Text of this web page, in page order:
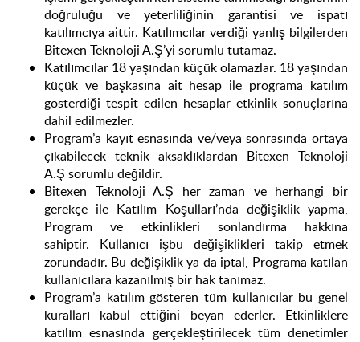
doğruluğu ve yeterliliğinin garantisi ve ispatı
katılımcıya aittir. Katılımcılar verdiği yanlış bilgilerden
Bitexen Teknoloji A.Ş’yi sorumlu tutamaz.
Katılımcılar 18 yaşından küçük olamazlar. 18 yaşından
küçük ve başkasına ait hesap ile programa katılım
gösterdiği tespit edilen hesaplar etkinlik sonuçlarına
dahil edilmezler.
Program’a kayıt esnasında ve/veya sonrasında ortaya
çıkabilecek teknik aksaklıklardan Bitexen Teknoloji
A.Ş sorumlu değildir.
Bitexen Teknoloji A.Ş her zaman ve herhangi bir
gerekçe ile Katılım Koşulları’nda değişiklik yapma,
Program ve etkinlikleri sonlandırma hakkına
sahiptir. Kullanıcı işbu değişiklikleri takip etmek
zorundadır. Bu değişiklik ya da iptal, Programa katılan
kullanıcılara kazanılmış bir hak tanımaz.
Program’a katılım gösteren tüm kullanıcılar bu genel
kuralları kabul ettiğini beyan ederler. Etkinliklere
katılım esnasında gerçekleştirilecek tüm denetimler